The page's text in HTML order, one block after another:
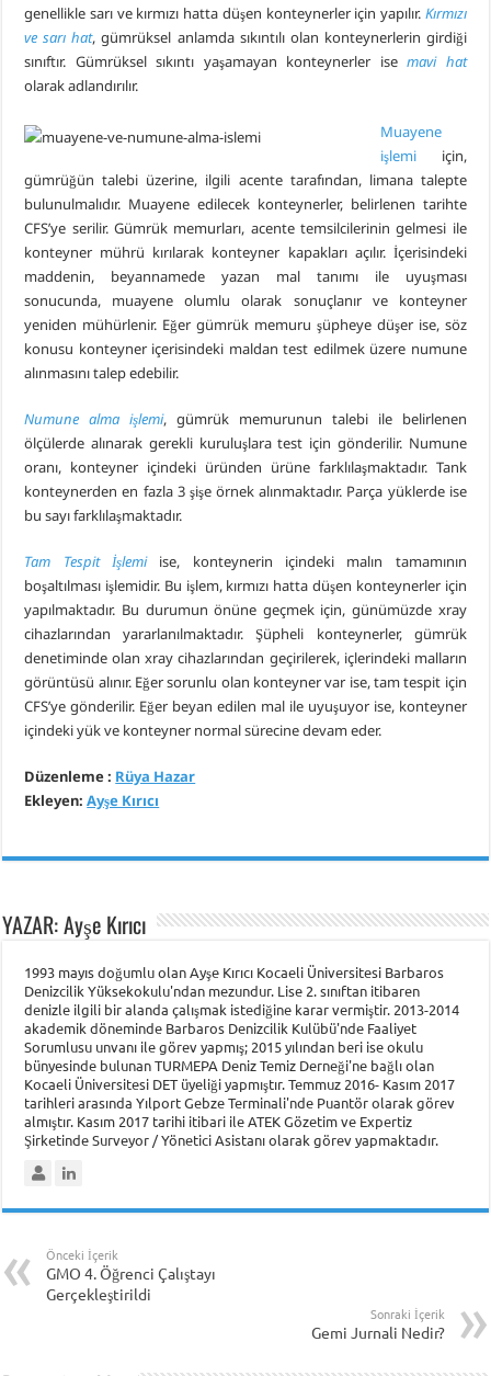
genellikle sarı ve kırmızı hatta düşen konteynerler için yapılır. Kırmızı
ve sarı hat, gümrüksel anlamda sıkıntılı olan konteynerlerin girdiği
sınıftır. Gümrüksel sıkıntı yaşamayan konteynerler isemavi hat
olarak adlandırılır.
Muayene
işlemi için,
gümrüğün talebi üzerine, ilgili acente tarafından, limana talepte
bulunulmalıdır. Muayene edilecek konteynerler, belirlenen tarihte
CFS’ye serilir. Gümrük memurları, acente temsilcilerinin gelmesi ile
konteyner mührü kırılarak konteyner kapakları açılır. İçerisindeki
maddenin, beyannamede yazan mal tanımı ile uyuşması
sonucunda, muayene olumlu olarak sonuçlanır ve konteyner
yeniden mühürlenir. Eğer gümrük memuru şüpheye düşer ise, söz
konusu konteyner içerisindeki maldan test edilmek üzere numune
alınmasını talep edebilir.
Numune alma işlemi, gümrük memurunun talebi ile belirlenen
ölçülerde alınarak gerekli kuruluşlara test için gönderilir. Numune
oranı, konteyner içindeki üründen ürüne farklılaşmaktadır. Tank
konteynerden en fazla 3 şişe örnek alınmaktadır. Parça yüklerde ise
bu sayı farklılaşmaktadır.
Tam Tespit İşlemiise, konteynerin içindeki malın tamamının
boşaltılması işlemidir. Bu işlem, kırmızı hatta düşen konteynerler için
yapılmaktadır. Bu durumun önüne geçmek için, günümüzde xray
cihazlarından yararlanılmaktadır. Şüpheli konteynerler, gümrük
denetiminde olan xray cihazlarından geçirilerek, içlerindeki malların
görüntüsü alınır. Eğer sorunlu olan konteyner var ise, tam tespit için
CFS’ye gönderilir. Eğer beyan edilen mal ile uyuşuyor ise, konteyner
içindeki yük ve konteyner normal sürecine devam eder.
Düzenleme : Rüya Hazar
Ekleyen:Ayşe Kırıcı
YAZAR: Ayşe Kırıcı
1993 mayıs doğumlu olan Ayşe Kırıcı Kocaeli Üniversitesi Barbaros
Denizcilik Yüksekokulu'ndan mezundur. Lise 2. sınıftan itibaren
denizle ilgili bir alanda çalışmak istediğine karar vermiştir. 2013-2014
akademik döneminde Barbaros Denizcilik Kulübü'nde Faaliyet
Sorumlusu unvanı ile görev yapmış; 2015 yılından beri ise okulu
bünyesinde bulunan TURMEPA Deniz Temiz Derneği'ne bağlı olan
Kocaeli Üniversitesi DET üyeliği yapmıştır. Temmuz 2016- Kasım 2017
tarihleri arasında Yılport Gebze Terminali'nde Puantör olarak görev
almıştır. Kasım 2017 tarihi itibari ile ATEK Gözetim ve Expertiz
Şirketinde Surveyor / Yönetici Asistanı olarak görev yapmaktadır.
Önceki İçerik
GMO 4. Öğrenci Çalıştayı
Gerçekleştirildi
Sonraki İçerik
Gemi Jurnali Nedir?